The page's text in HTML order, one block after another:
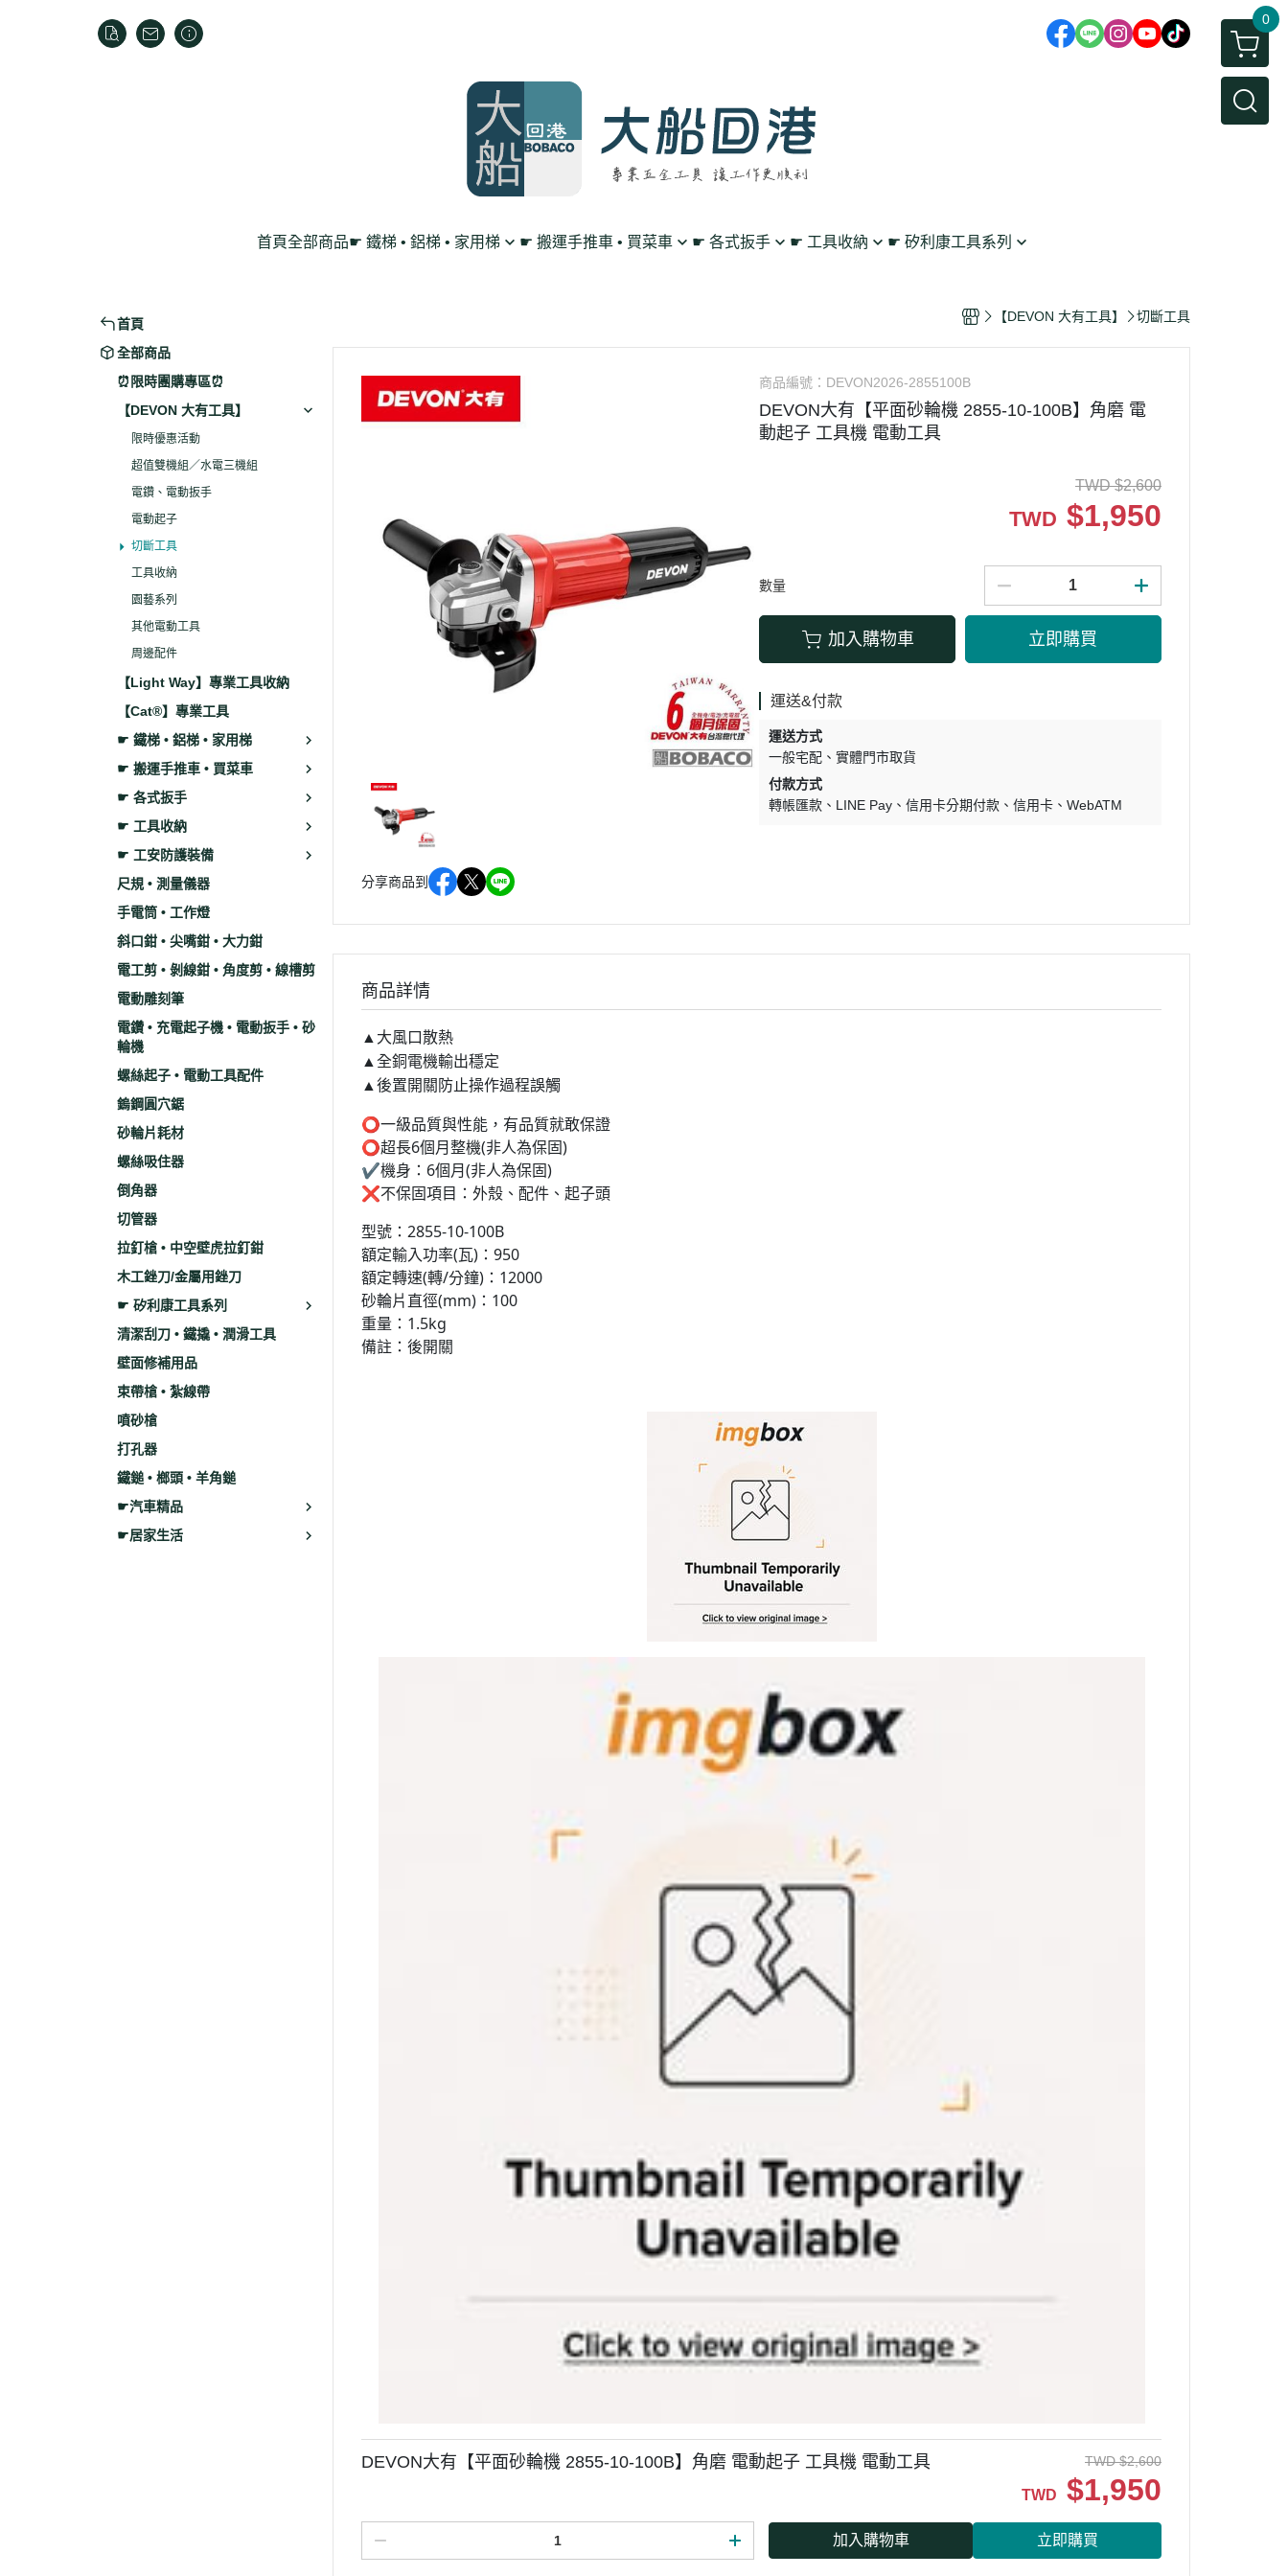
0
首頁全部商品☛ 鐵梯 • 鋁梯 • 家用梯 ☛ 搬運手推車 • 買菜車
L型平板手推車
高載重手推車系列
多層工作推車
☛ 各式扳手
搖頭 棘輪扳手
扳手套裝組 • 工具組
六角 • 球型 • 星型扳手
☛ 工具收納
零件收納盤 • 放置架
透明無塵背包
☛ 矽利康工具系列
首頁
全部商品
⏰限時團購專區⏰
【DEVON 大有工具】
限時優惠活動
超值雙機組／水電三機組
電鑽、電動扳手
電動起子
切斷工具
工具收納
園藝系列
其他電動工具
周邊配件
【Light Way】專業工具收納
【Cat®】專業工具
☛ 鐵梯 • 鋁梯 • 家用梯
☛ 搬運手推車 • 買菜車
☛ 各式扳手
☛ 工具收納
☛ 工安防護裝備
尺規 • 測量儀器
手電筒 • 工作燈
斜口鉗 • 尖嘴鉗 • 大力鉗
電工剪 • 剝線鉗 • 角度剪 • 線槽剪
電動雕刻筆
電鑽 • 充電起子機 • 電動扳手 • 砂
輪機
螺絲起子 • 電動工具配件
鎢鋼圓穴鋸
砂輪片耗材
螺絲吸住器
倒角器
切管器
拉釘槍 • 中空壁虎拉釘鉗
木工銼刀/金屬用銼刀
☛ 矽利康工具系列
清潔刮刀 • 鐵撬 • 潤滑工具
壁面修補用品
束帶槍 • 紮線帶
噴砂槍
打孔器
鐵鎚 • 榔頭 • 羊角鎚
☛汽車精品
☛居家生活
【DEVON 大有工具】 切斷工具
分享商品到
商品編號： DEVON2026-2855100B
DEVON大有【平面砂輪機 2855-10-100B】角磨 電
動起子 工具機 電動工具
TWD $2,600
TWD $1,950
數量
加入購物車 立即購買
運送&付款
運送方式
一般宅配
實體門市取貨
付款方式
轉帳匯款
LINE Pay 信用卡分期付款 信用卡 WebATM
商品詳情
▲大風口散熱
▲全銅電機輸出穩定
▲後置開關防止操作過程誤觸
⭕️一級品質與性能，有品質就敢保證
⭕️超長6個月整機(非人為保固)
✔️機身：6個月(非人為保固)
❌不保固項目：外殼、配件、起子頭
型號：2855-10-100B
額定輸入功率(瓦)：950
額定轉速(轉/分鐘)：12000
砂輪片直徑(mm)：100
重量：1.5kg
備註：後開關
DEVON大有【平面砂輪機 2855-10-100B】角磨 電動起子 工具機 電動工具 TWD $2,600
TWD $1,950
加入購物車 立即購買